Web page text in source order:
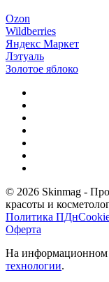
Ozon
Wildberries
Яндекс Маркет
Лэтуаль
Золотое яблоко
© 2026 Skinmag -
красоты и
Политика ПДн
Оферта
На информационном
технологии.